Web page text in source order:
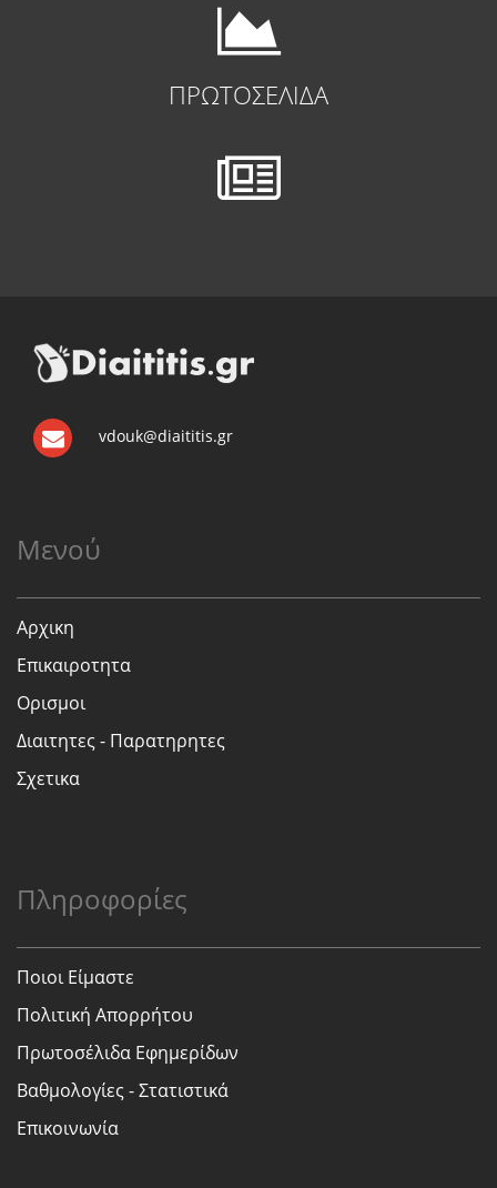
ΠΡΩΤΟΣΕΛΙΔΑ
vdouk@diaititis.gr
Μενού
Αρχικη
Επικαιροτητα
Ορισμοι
Διαιτητες - Παρατηρητες
Σχετικα
Πληροφορίες
Ποιοι Είμαστε
Πολιτική Απορρήτου
Πρωτοσέλιδα Εφημερίδων
Βαθμολογίες - Στατιστικά
Επικοινωνία